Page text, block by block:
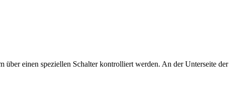
einen speziellen Schalter kontrolliert werden. An der Unterseite der